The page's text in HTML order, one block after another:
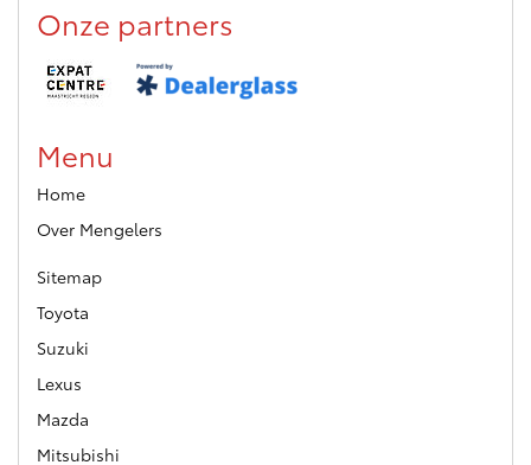
Onze partners
Menu
Home
Over Mengelers
Sitemap
Toyota
Suzuki
Lexus
Mazda
Mitsubishi